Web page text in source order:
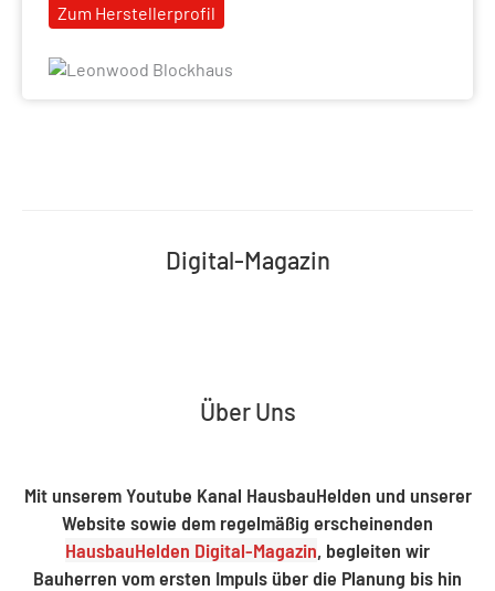
Zum Herstellerprofil
Digital-Magazin
Über Uns
Mit unserem Youtube Kanal HausbauHelden und unserer
Website sowie dem regelmäßig erscheinenden
HausbauHelden Digital-Magazin, begleiten wir
Bauherren vom ersten Impuls über die Planung bis hin